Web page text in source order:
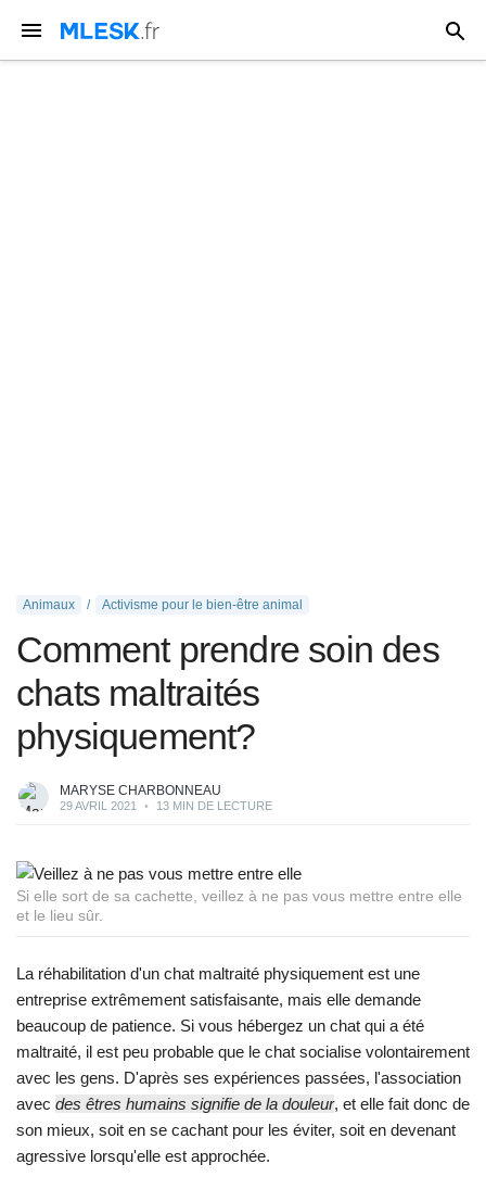
Animaux Activisme pour le bien-être animal
Comment prendre soin des
chats maltraités
physiquement?
MARYSE CHARBONNEAU
29 AVRIL 2021 • 13 MIN DE LECTURE
Si elle sort de sa cachette, veillez à ne pas vous mettre entre elle
et le lieu sûr.
La réhabilitation d'un chat maltraité physiquement est une
entreprise extrêmement satisfaisante, mais elle demande
beaucoup de patience. Si vous hébergez un chat qui a été
maltraité, il est peu probable que le chat socialise volontairement
avec les gens. D'après ses expériences passées, l'association
avec des êtres humains signifie de la douleur, et elle fait donc de
son mieux, soit en se cachant pour les éviter, soit en devenant
agressive lorsqu'elle est approchée.